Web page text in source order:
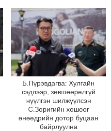
Б.Пүрэвдагва: Хулгайн
сэдлээр, зөвшөөрөлгүй
нүүлгэн шилжүүлсэн
С.Зоригийн хөшөөг
өнөөдрийн дотор буцаан
байрлуулна